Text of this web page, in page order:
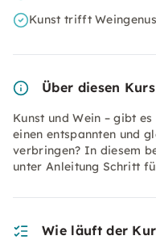
Kunst trifft
Über diesen Kurs
Kunst und Wein – gibt
einen entspannten und
verbringen? In diesem
unter Anleitung Schritt
Wie läuft der